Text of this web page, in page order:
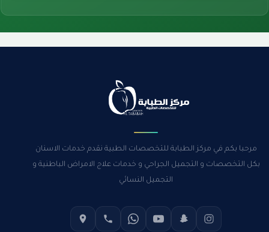
مرحبا بكم في مركز الطبابة للتخصصات الطبية نقدم خدمات الاسنان
بكل التخصصات و التجميل الجراحي و خدمات علاج الامراض الباطنية و
التجميل النسائي